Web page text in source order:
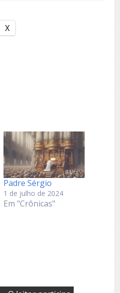
X
Padre Sérgio
1 de julho de 2024
Em "Crônicas"